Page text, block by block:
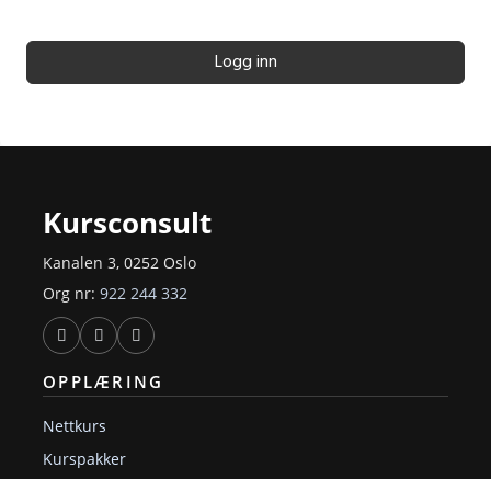
Logg inn
Kursconsult
Kanalen 3, 0252 Oslo
Org nr: 922 244 332
OPPLÆRING
Nettkurs
Kurspakker